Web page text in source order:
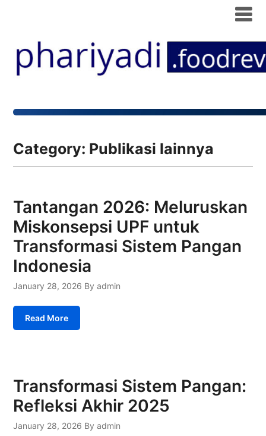
Category: Publikasi lainnya
Tantangan 2026: Meluruskan
Miskonsepsi UPF untuk
Transformasi Sistem Pangan
Indonesia
January 28, 2026 By admin
Read More
Transformasi Sistem Pangan:
Refleksi Akhir 2025
January 28, 2026 By admin